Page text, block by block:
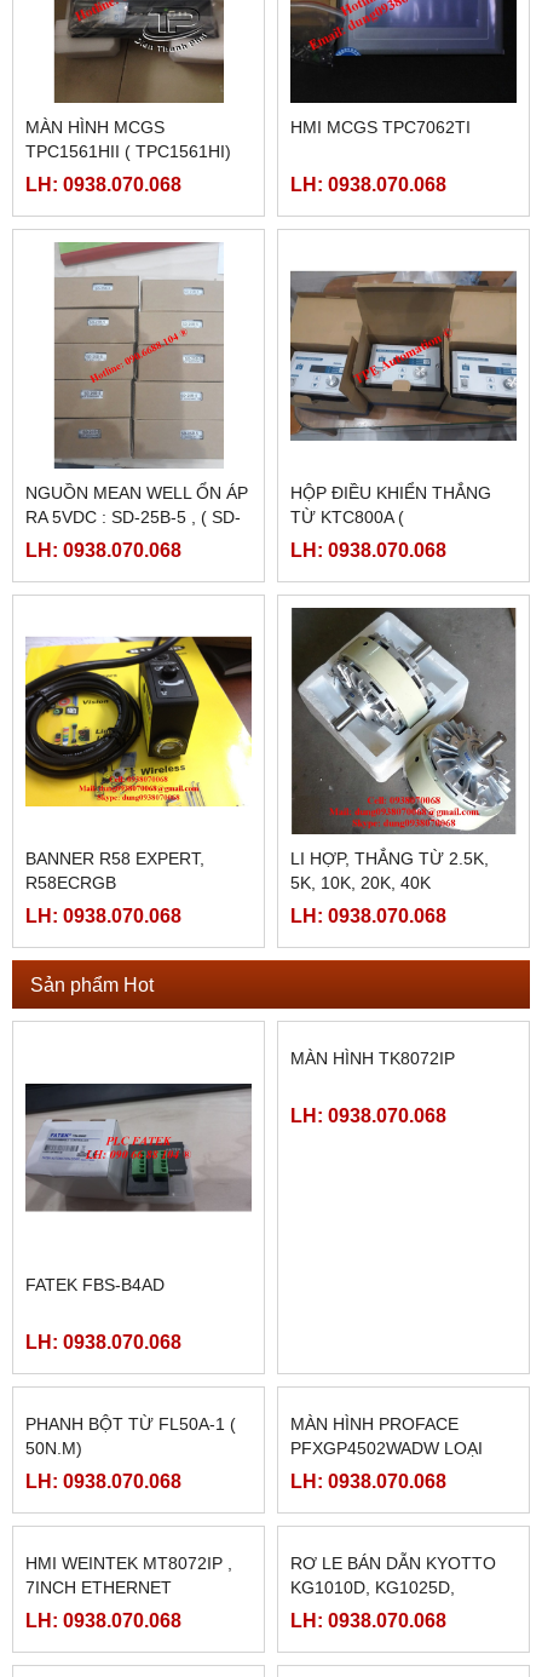
MÀN HÌNH MCGS
TPC1561HII ( TPC1561HI)
LH: 0938.070.068
HMI MCGS TPC7062TI
LH: 0938.070.068
NGUỒN MEAN WELL ỔN ÁP
RA 5VDC : SD-25B-5 , ( SD-
25B-12, SD-25B-24)
LH: 0938.070.068
HỘP ĐIỀU KHIỂN THẮNG
TỪ KTC800A (
24VDC/4AMPE)
LH: 0938.070.068
BANNER R58 EXPERT,
R58ECRGB
LH: 0938.070.068
LI HỢP, THẮNG TỪ 2.5K,
5K, 10K, 20K, 40K
LH: 0938.070.068
Sản phẩm Hot
FATEK FBS-B4AD
LH: 0938.070.068
PHANH BỘT TỪ FL50A-1 (
MÀN HÌNH PROFACE